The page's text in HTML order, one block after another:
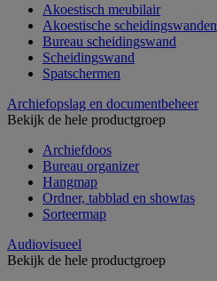
Akoestisch meubilair
Akoestische scheidingswanden
Bureau scheidingswand
Scheidingswand
Spatschermen
Archiefopslag en documentbeheer
Bekijk de hele productgroep
Archiefdoos
Bureau organizer
Hangmap
Ordner, tabblad en showtas
Sorteermap
Audiovisueel
Bekijk de hele productgroep